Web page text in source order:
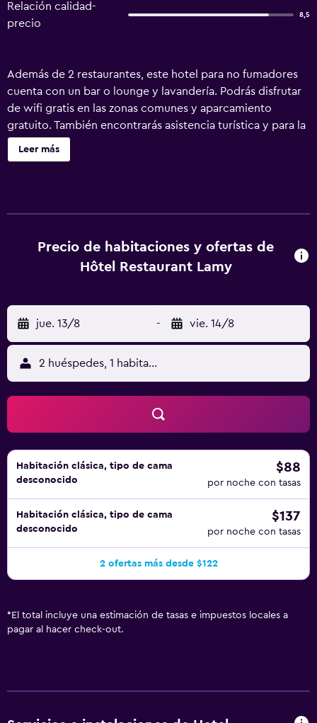
Relación calidad-
precio
8,5
Además de 2 restaurantes, este hotel para no fumadores
cuenta con un bar o lounge y lavandería. Podrás disfrutar
de wifi gratis en las zonas comunes y aparcamiento
gratuito. También encontrarás asistencia turística y para la
compra de entradas, un jardín y un área de pícnic. Hôtel
Restaurant Lamy ofrece 10 alojamientos con botella de
actividades de ocio y esparcimiento que se indican más
abajo en las instalaciones o cerca del alojamiento (es
Leer más
Precio de habitaciones y ofertas de
Hôtel Restaurant Lamy
jue. 13/8 - vie. 14/8
2 huéspedes, 1 habitación
Habitación clásica, tipo de cama
desconocido
$88
por noche con tasas
Habitación clásica, tipo de cama
desconocido
$137
por noche con tasas
2 ofertas más desde $122
* El total incluye una estimación de tasas e impuestos locales a
pagar al hacer check-out.